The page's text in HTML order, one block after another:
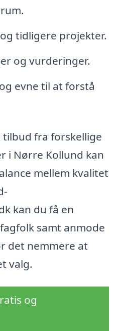
tidligere projekter.
og vurderinger.
evne til at forstå
tilbud fra forskellige
i Nørre Kollund kan
mellem kvalitet
kan du få en
samt anmode
det nemmere at
valg.
og